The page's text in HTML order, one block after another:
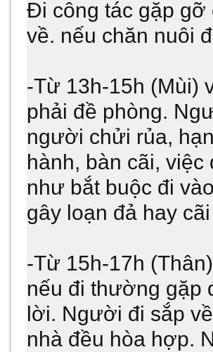
Đi công tác gặp gỡ
về. nếu chăn nuôi
-Từ 13h-15h (Mùi)
phải đề phòng.
người chửi rủa,
hành, bàn cãi,
như bắt buộc đi
gây loạn đả hay
-Từ 15h-17h
nếu đi thường gặp
lời. Người đi sắp
nhà đều hòa hợp.